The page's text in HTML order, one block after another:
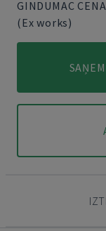
GINDUMAC CENA
(Ex works)